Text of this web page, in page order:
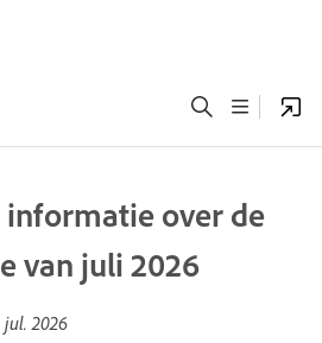
over de
van juli 2026
jul. 2026